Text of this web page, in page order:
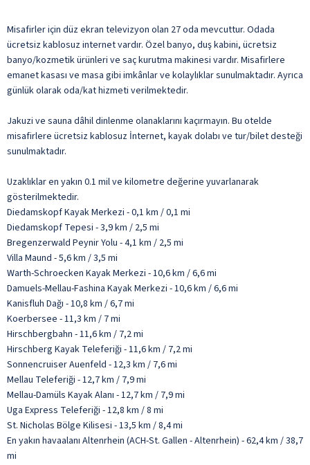
Misafirler için düz ekran televizyon olan 27 oda mevcuttur. Odada
ücretsiz kablosuz internet vardır. Özel banyo, duş kabini, ücretsiz
banyo/kozmetik ürünleri ve saç kurutma makinesi vardır. Misafirlere
emanet kasası ve masa gibi imkânlar ve kolaylıklar sunulmaktadır. Ayrıca
günlük olarak oda/kat hizmeti verilmektedir.
Jakuzi ve sauna dâhil dinlenme olanaklarını kaçırmayın. Bu otelde
misafirlere ücretsiz kablosuz İnternet, kayak dolabı ve tur/bilet desteği
sunulmaktadır.
Uzaklıklar en yakın 0.1 mil ve kilometre değerine yuvarlanarak
gösterilmektedir.
Diedamskopf Kayak Merkezi - 0,1 km / 0,1 mi
Diedamskopf Tepesi - 3,9 km / 2,5 mi
Bregenzerwald Peynir Yolu - 4,1 km / 2,5 mi
Villa Maund - 5,6 km / 3,5 mi
Warth-Schroecken Kayak Merkezi - 10,6 km / 6,6 mi
Damuels-Mellau-Fashina Kayak Merkezi - 10,6 km / 6,6 mi
Kanisfluh Dağı - 10,8 km / 6,7 mi
Koerbersee - 11,3 km / 7 mi
Hirschbergbahn - 11,6 km / 7,2 mi
Hirschberg Kayak Teleferiği - 11,6 km / 7,2 mi
Sonnencruiser Auenfeld - 12,3 km / 7,6 mi
Mellau Teleferiği - 12,7 km / 7,9 mi
Mellau-Damüls Kayak Alanı - 12,7 km / 7,9 mi
Uga Express Teleferiği - 12,8 km / 8 mi
St. Nicholas Bölge Kilisesi - 13,5 km / 8,4 mi
En yakın havaalanı Altenrhein (ACH-St. Gallen - Altenrhein) - 62,4 km / 38,7
mi